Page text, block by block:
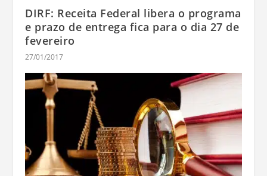
DIRF: Receita Federal libera o programa
e prazo de entrega fica para o dia 27 de
fevereiro
27/01/2017